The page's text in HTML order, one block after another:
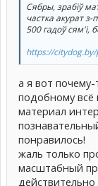
Сябры, зрабіў
частка акурат
500 гадоў сям'і,
https://
а я вот
подобному всё
материал
понравилось!
жаль только
масштабный